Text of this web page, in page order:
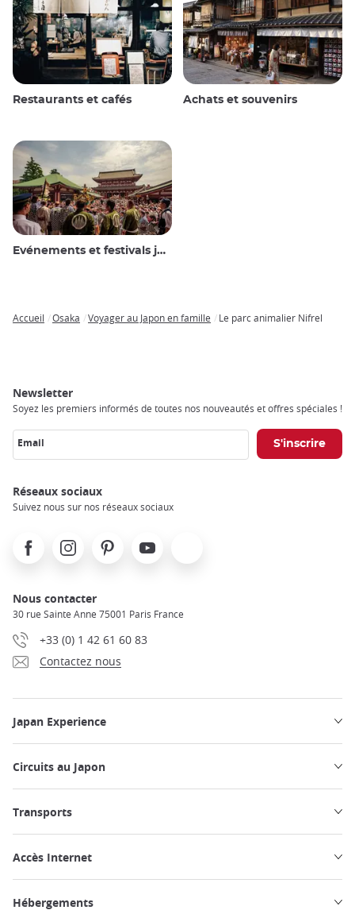
Restaurants et cafés Achats et souvenirs
Evénements et festivals japonais
Accueil Osaka Voyager au Japon en famille Le parc animalier Nifrel
Newsletter
Soyez les premiers informés de toutes nos nouveautés et offres spéciales !
Email
Réseaux sociaux
Suivez nous sur nos réseaux sociaux
FacebookInstagramPinterest Youtube
Nous contacter
30 rue Sainte Anne 75001 Paris France
+33 (0) 1 42 61 60 83
Contactez nous
Japan Experience
Circuits au Japon
Transports
Accès Internet
Hébergements